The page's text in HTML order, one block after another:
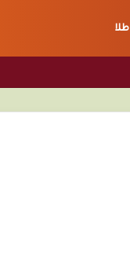
طلا